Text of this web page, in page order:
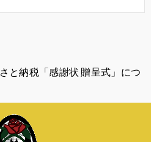
と納税「感謝状 贈呈式」につ